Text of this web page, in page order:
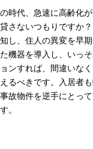
時代、急速に高齢化
さないつもりですか
し、住人の異変を早
機器を導入し、いっ
ンすれば、間違いな
るべきです。入居者
故物件を逆手にとっ
。